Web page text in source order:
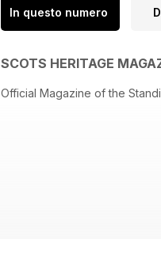
In questo numero
SCOTS HERITAGE
Official Magazine of the